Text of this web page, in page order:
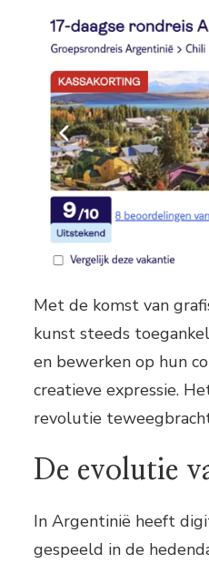
Met de komst van
kunst steeds
en bewerken op hun
creatieve expressie.
revolutie
De evolutie
In Argentinië heeft
gespeeld in de